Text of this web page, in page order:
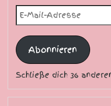
E-Mail-Adresse
Abonnieren
Schließe dich 36